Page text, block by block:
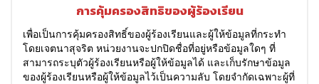
การคุ้มครองสิทธิของผู้ร้องเรียน
เพื่อเป็นการคุ้มครองสิทธิ์ของผู้ร้องเรียนและผู้ให้ข้อมูลที่กระทำ
โดยเจตนาสุจริต หน่วยงานจะปกปิดชื่อที่อยู่หรือข้อมูลใดๆ ที่
สามารถระบุตัวผู้ร้องเรียนหรือผู้ให้ข้อมูลได้ และเก็บรักษาข้อมูล
ของผู้ร้องเรียนหรือผู้ให้ข้อมูลไว้เป็นความลับ โดยจำกัดเฉพาะผู้ที่